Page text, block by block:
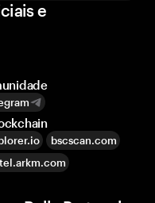
e
bscscan.com